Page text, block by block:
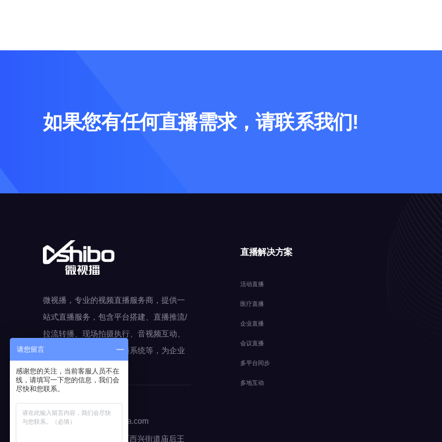
如果您有任何直播需求，请联系我们!
微视播，专业的视频直播服务商，提供一
站式直播服务，包含平台搭建、直播推流/
拉流转播、现场拍摄执行、音视频互动、
直播方案定制、提供直播系统等，为企业
直播赋能。
+18867133315
weishibo2017@sina.com
浙江省杭州市滨江区西兴街道庙后王
直播解决方案
活动直播
医疗直播
企业直播
会议直播
多平台同步
多地互动
请您留言
感谢您的关注，当前客服人员不在
线，请填写一下您的信息，我们会
尽快和您联系。